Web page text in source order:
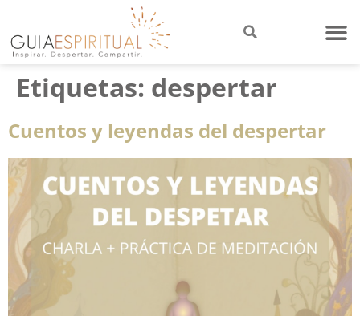
Etiquetas: despertar
Cuentos y leyendas del despertar